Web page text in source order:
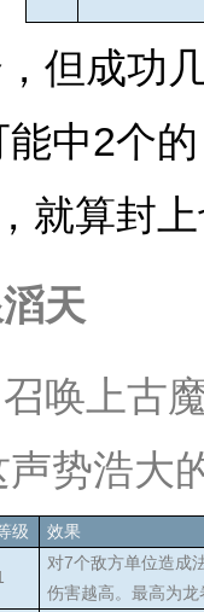
但成功
中2个
就算封
天
唤上古
势浩大
级 效果
对7个敌方单位造成
伤害越高。最高为